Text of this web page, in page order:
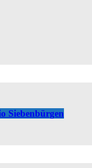
Siebenbürgen